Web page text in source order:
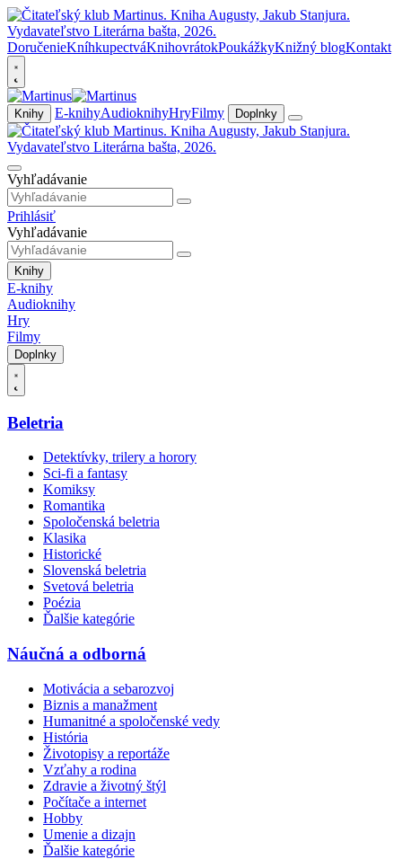
DoručenieKníhkupectváKnihovrátokPoukážkyKnižný blogKontakt
Knihy E-knihyAudioknihyHryFilmy Doplnky
Vyhľadávanie
Prihlásiť
Vyhľadávanie
Knihy
E-knihy
Audioknihy
Hry
Filmy
Doplnky
Beletria
Detektívky, trilery a horory
Sci-fi a fantasy
Komiksy
Romantika
Spoločenská beletria
Klasika
Historické
Slovenská beletria
Svetová beletria
Poézia
Ďalšie kategórie
Náučná a odborná
Motivácia a sebarozvoj
Biznis a manažment
Humanitné a spoločenské vedy
História
Životopisy a reportáže
Vzťahy a rodina
Zdravie a životný štýl
Počítače a internet
Hobby
Umenie a dizajn
Ďalšie kategórie